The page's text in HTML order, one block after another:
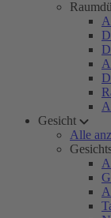
Gesicht
Alle